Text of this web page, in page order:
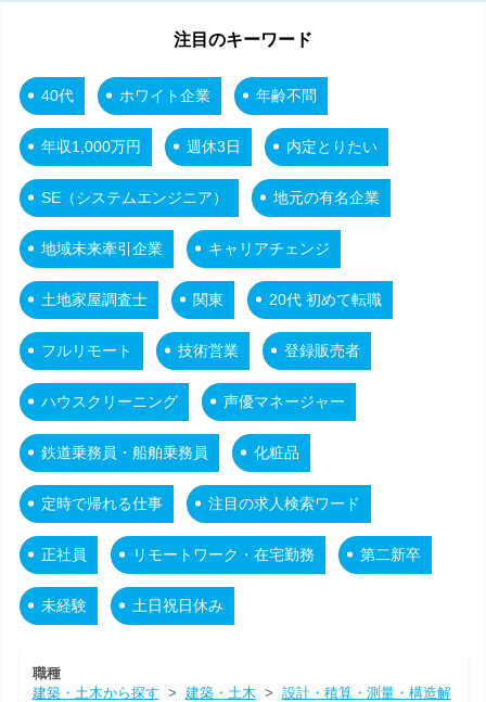
注目のキーワード
40代 ホワイト企業 年齢不問
年収1,000万円 週休3日 内定とりたい
SE（システムエンジニア） 地元の有名企業
地域未来牽引企業 キャリアチェンジ
土地家屋調査士 関東 20代 初めて転職
フルリモート 技術営業 登録販売者
ハウスクリーニング 声優マネージャー
鉄道乗務員・船舶乗務員 化粧品
定時で帰れる仕事 注目の求人検索ワード
正社員 リモートワーク・在宅勤務 第二新卒
未経験 土日祝日休み
職種
建築・土木から探す > 建築・土木 > 設計・積算・測量・構造解